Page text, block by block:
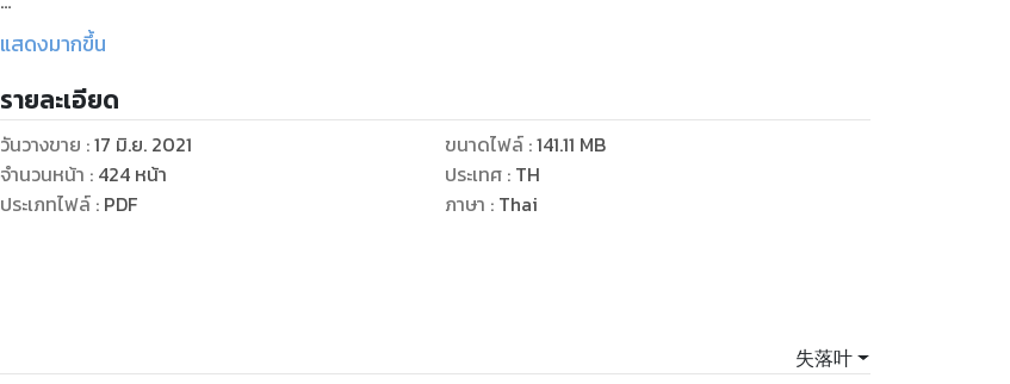
--------------------
นิยายแนวต่อสู้ กำลังภายใน ที่อ่านแล้วสนุกจนวางไม่ลง
--------------------
ติดตามข้อมูลนิยาย ‘ทะลุมิติเทพศาสตรา’ เพิ่มเติม ได้ที่: https://bit.ly/3jWkbii
แสดงมากขึ้น
รายละเอียด
วันวางขาย :17 มิ.ย. 2021
จำนวนหน้า : 424 หน้า
ประเภทไฟล์: PDF
ขนาดไฟล์:141.11 MB
ประเทศ : TH
ภาษา : Thai
失落叶